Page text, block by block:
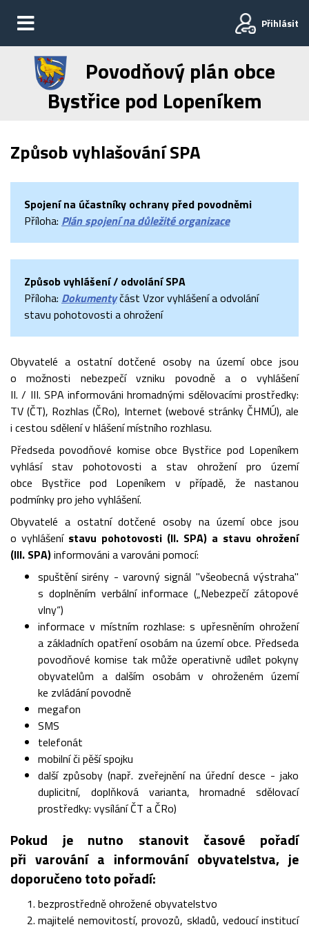
Přihlásit
Povodňový plán obce
Bystřice pod Lopeníkem
Způsob vyhlašování SPA
Spojení na účastníky ochrany před povodněmi
Příloha: Plán spojení na důležité organizace
Způsob vyhlášení / odvolání SPA
Příloha: Dokumentyčást Vzor vyhlášení a odvolání
stavu pohotovosti a ohrožení
Obyvatelé a ostatní dotčené osoby na území obce jsou
o možnosti nebezpečí vzniku povodně a o vyhlášení
II. / III. SPA informováni hromadnými sdělovacími prostředky:
TV (ČT), Rozhlas (ČRo), Internet (webové stránky ČHMÚ), ale
i cestou sdělení v hlášení místního rozhlasu.
Předseda povodňové komise obce Bystřice pod Lopeníkem
vyhlásí stav pohotovosti a stav ohrožení pro území
obce Bystřice pod Lopeníkem v případě, že nastanou
podmínky pro jeho vyhlášení.
Obyvatelé a ostatní dotčené osoby na území obce jsou
o vyhlášení stavu pohotovosti (II. SPA) a stavu ohrožení
(III. SPA)informováni a varováni pomocí:
spuštění sirény - varovný signál "všeobecná výstraha"
s doplněním verbální informace („Nebezpečí zátopové
vlny“)
informace v místním rozhlase: s upřesněním ohrožení
a základních opatření osobám na území obce. Předseda
povodňové komise tak může operativně udílet pokyny
obyvatelům a dalším osobám v ohroženém území
ke zvládání povodně
megafon
SMS
telefonát
mobilní či pěší spojku
další způsoby (např. zveřejnění na úřední desce - jako
duplicitní, doplňková varianta, hromadné sdělovací
prostředky: vysílání ČT a ČRo)
Pokud je nutno stanovit časové pořadí
při varování a informování obyvatelstva, je
doporučeno toto pořadí:
bezprostředně ohrožené obyvatelstvo
majitelé nemovitostí, provozů, skladů, vedoucí institucí